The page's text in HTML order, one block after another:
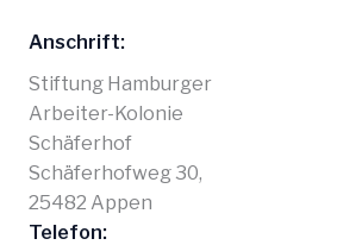
Anschrift:
Stiftung Hamburger
Arbeiter-Kolonie
Schäferhof
Schäferhofweg 30,
25482 Appen
Telefon: